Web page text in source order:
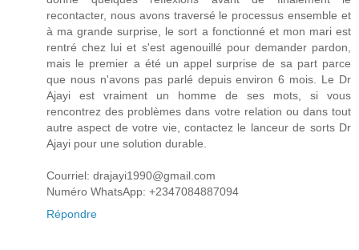
recontacter, nous avons traversé le processus ensemble et
à ma grande surprise, le sort a fonctionné et mon mari est
rentré chez lui et s'est agenouillé pour demander pardon,
mais le premier a été un appel surprise de sa part parce
que nous n'avons pas parlé depuis environ 6 mois. Le Dr
Ajayi est vraiment un homme de ses mots, si vous
rencontrez des problèmes dans votre relation ou dans tout
autre aspect de votre vie, contactez le lanceur de sorts Dr
Ajayi pour une solution durable.
Courriel: drajayi1990@gmail.com
Numéro WhatsApp: +2347084887094
Répondre